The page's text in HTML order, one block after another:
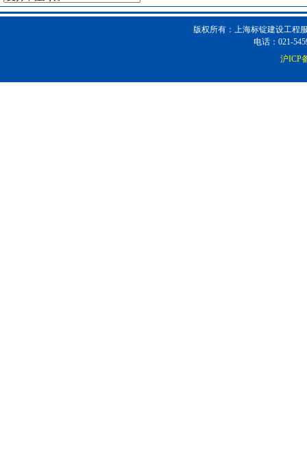
给排水阀门 [采购中]
版权所有：上海标锭建设工程
电话：021-
沪ICP